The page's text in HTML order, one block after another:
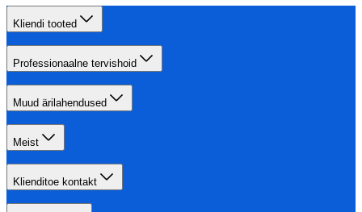
Kliendi tooted
Professionaalne tervishoid
Muud ärilahendused
Meist
Klienditoe kontakt